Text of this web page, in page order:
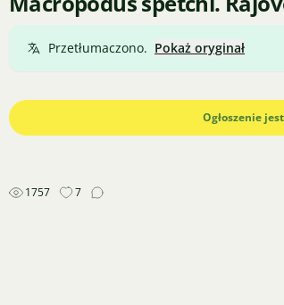
Przetłumaczono. Pokaż oryginał
Ogłoszenie
1757 7